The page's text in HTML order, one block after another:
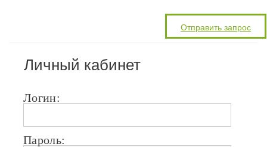
Личный кабинет
Логин:
Пароль: